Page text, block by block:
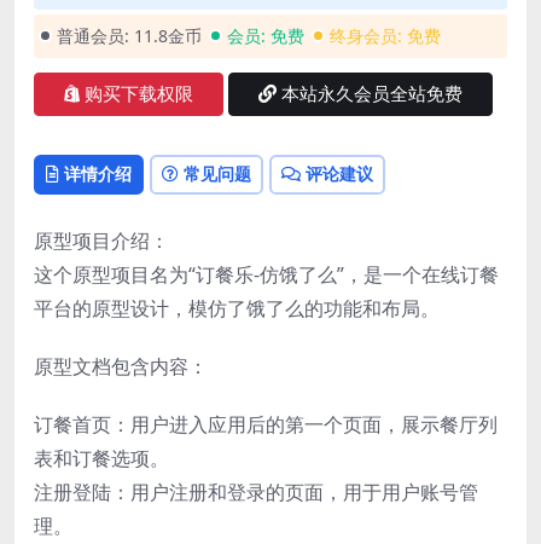
普通会员: 11.8金币 会员: 免费 终身会员: 免费
购买下载权限 本站永久会员全站免费
详情介绍 常见问题 评论建议
原型项目介绍：
这个原型项目名为“订餐乐-仿饿了么”，是一个在线订餐
平台的原型设计，模仿了饿了么的功能和布局。
原型文档包含内容：
订餐首页：用户进入应用后的第一个页面，展示餐厅列
表和订餐选项。
注册登陆：用户注册和登录的页面，用于用户账号管
理。